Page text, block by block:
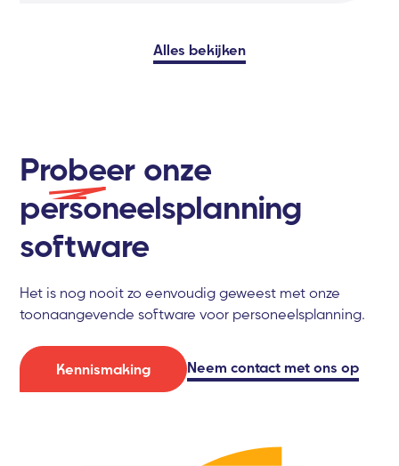
Alles bekijken
Probeer onze
personeelsplanning
software
Het is nog nooit zo eenvoudig geweest met onze
toonaangevende software voor personeelsplanning.
Kennismaking Neem contact met ons op